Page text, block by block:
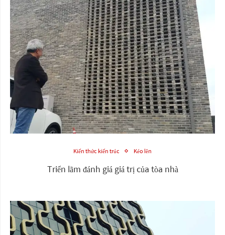
Kiến thức kiến trúc Kéo lên
Triển lãm đánh giá giá trị của tòa nhà